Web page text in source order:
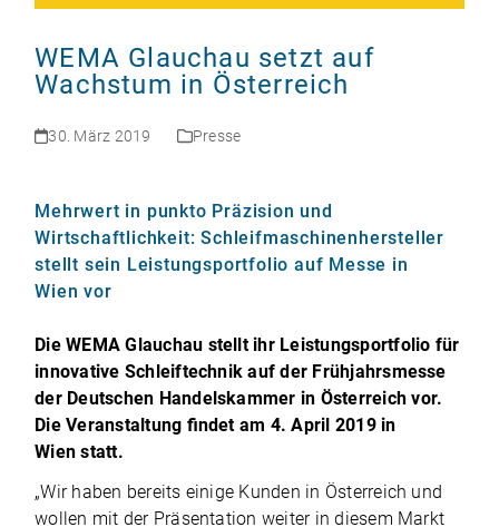
WEMA Glauchau setzt auf
Wachstum in Österreich
30. März 2019 Presse
Mehrwert in punkto Präzision und
Wirtschaftlichkeit: Schleifmaschinenhersteller
stellt sein Leistungsportfolio auf Messe in
Wien vor
Die WEMA Glauchau stellt ihr Leis­tungs­port­fo­lio für
inno­va­tive Schleif­tech­nik auf der Früh­jahrs­messe
der Deut­schen Han­dels­kam­mer in Öster­reich vor.
Die Ver­an­stal­tung fin­det am 4. April 2019 in
Wien statt.
„Wir haben bereits einige Kun­den in Öster­reich und
wol­len mit der Prä­sen­ta­tion wei­ter in die­sem Markt